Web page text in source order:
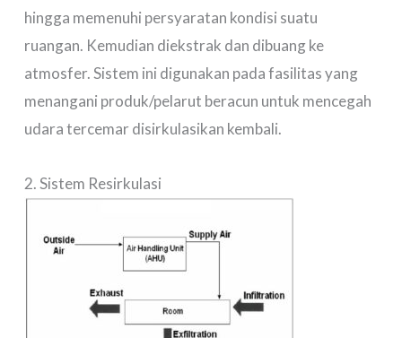
hingga memenuhi persyaratan kondisi suatu
ruangan. Kemudian diekstrak dan dibuang ke
atmosfer. Sistem ini digunakan pada fasilitas yang
menangani produk/pelarut beracun untuk mencegah
udara tercemar disirkulasikan kembali.
2. Sistem Resirkulasi